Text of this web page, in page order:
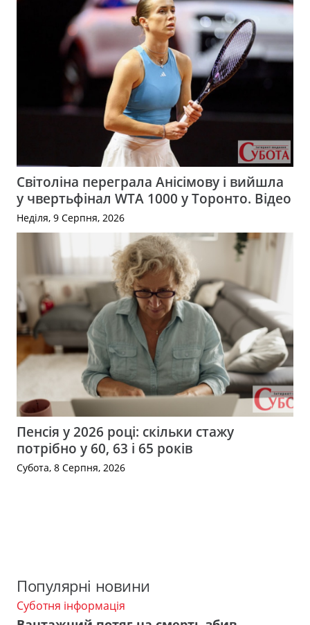
Світоліна переграла Анісімову і вийшла
у чвертьфінал WTA 1000 у Торонто. Відео
Неділя, 9 Серпня, 2026
Пенсія у 2026 році: скільки стажу
потрібно у 60, 63 і 65 років
Субота, 8 Серпня, 2026
Популярні новини
Суботня інформація